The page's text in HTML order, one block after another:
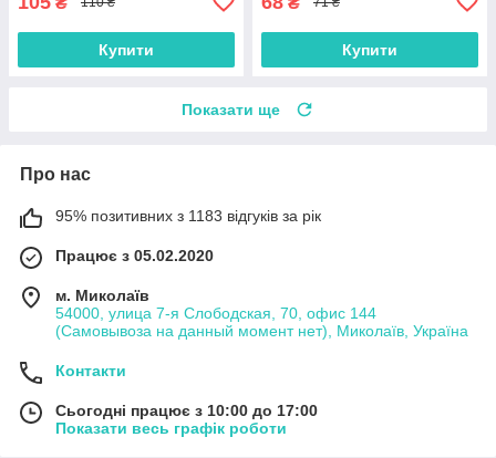
Купити Купити
Показати ще
Про нас
95% позитивних з 1183 відгуків за рік
Працює з 05.02.2020
м. Миколаїв
54000, улица 7-я Слободская, 70, офис 144
(Самовывоза на данный момент нет), Миколаїв, Україна
Контакти
Сьогодні працює з 10:00 до 17:00
Показати весь графік роботи